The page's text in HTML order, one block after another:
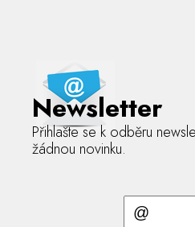
Newsletter
Přihlašte se k odběru
žádnou novinku.